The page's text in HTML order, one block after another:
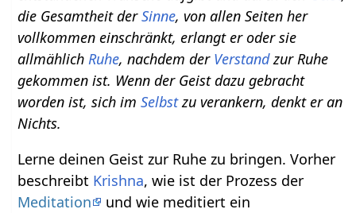
die Gesamtheit derSinne, von allen Seiten her
vollkommen einschränkt, erlangt er oder sie
allmählichRuhe, nachdem der Verstandzur Ruhe
gekommen ist. Wenn der Geist dazu gebracht
worden ist, sich imSelbstzu verankern, denkt er an
Nichts.
Lerne deinen Geist zur Ruhe zu bringen. Vorher
beschreibt Krishna, wie ist der Prozess der
Meditation
und wie meditiert ein